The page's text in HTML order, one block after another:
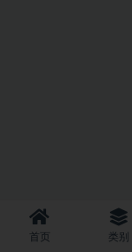
首页 类别